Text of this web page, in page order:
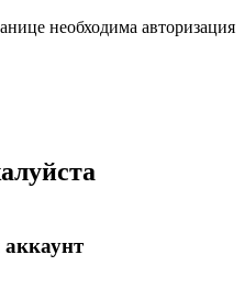
необходима авторизация